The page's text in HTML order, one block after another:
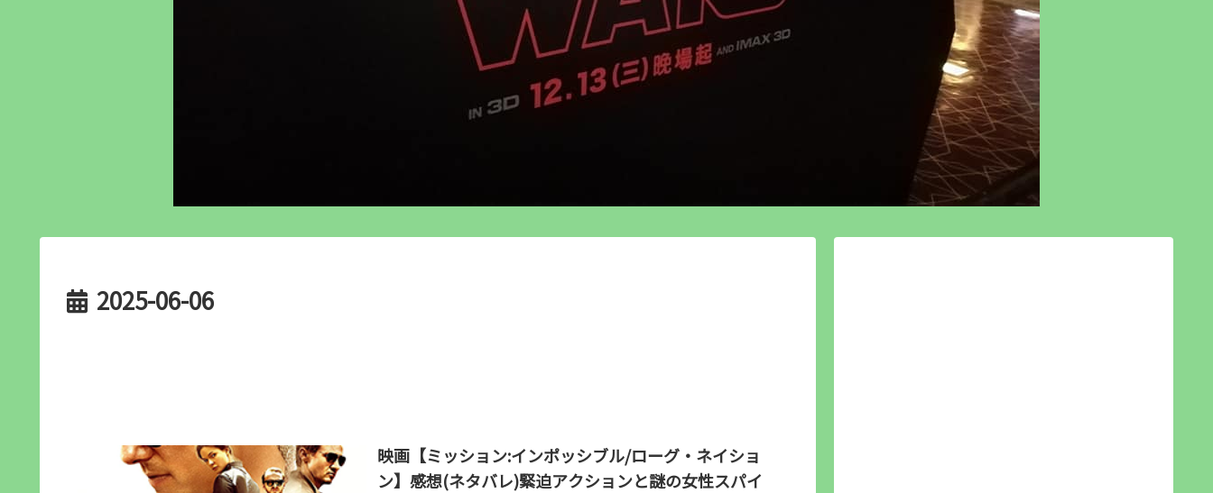
2025-06-06
映画【ミッション:インポッシブル/ローグ・ネイショ
ン】感想(ネタバレ)緊迫アクションと謎の女性スパイ